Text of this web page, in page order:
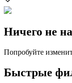
Ничего не
Попробуйте
Быстрые